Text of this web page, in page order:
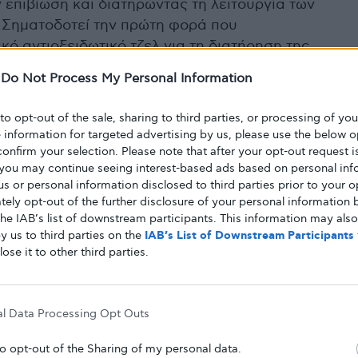
Do Not Process My Personal Information
opt-out of the sale, sharing to third parties, or processing of
information for targeted advertising by us, please use the below
your selection. Please note that after your opt-out request
may continue seeing interest-based ads based on personal
or personal information disclosed to third parties prior to your
opt-out of the further disclosure of your personal information
IAB’s list of downstream participants. This information may
us to third parties on the IAB’s List of Downstream Participants
it to other third parties.
Data Processing Opt Outs
opt-out of the Sharing of my personal data.
και διατηρώντας τη λειτουργία των
την πρώτη φορά που
αντιοξειδωτικό τζελ για τη διατήρηση της
έχει βελτιωθεί με τα χρόνια, τα
παραμένουν φτωχά», δήλωσε ο Guillermo A.
ηγήθηκε της μελέτης.
εναλλακτικές λύσεις. Κατασκευάσαμε ένα
ένα υποστηρικτικό μικροπεριβάλλον για
Όταν δοκιμάσαμε σε ζώα, ήμασταν επιτυχείς.
μεγιστοποιημένη και αποκατέστησε τα
στο αίμα. Παρατηρήσαμε επίσης μείωση των
τα ζώα».
ότι οι ασθενείς δεν θα χρειάζεται